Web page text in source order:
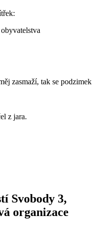
zasmaží, tak se podzimek
z jara.
Svobody 3,
organizace